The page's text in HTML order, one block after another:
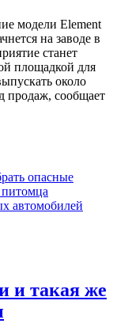
модели Element
на заводе в
станет
площадкой для
около
продаж, сообщает
опасные
автомобилей
и такая же